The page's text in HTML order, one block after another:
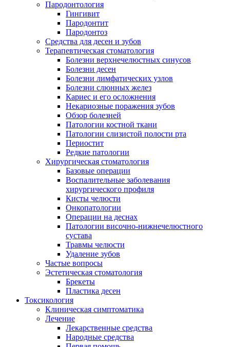
Пародонтология
Гингивит
Пародонтит
Пародонтоз
Средства для десен и зубов
Терапевтическая стоматология
Болезни верхнечелюстных синусов
Болезни десен
Болезни лимфатических узлов
Болезни слюнных желез
Кариес и его осложнения
Некариозные поражения зубов
Обзор болезней
Патологии костной ткани
Патологии слизистой полости рта
Периостит
Редкие патологии
Хирургическая стоматология
Базовые операции
Воспалительные заболевания
хирургического профиля
Кисты челюсти
Онкопатологии
Операции на деснах
Патологии височно-нижнечелюстного
сустава
Травмы челюсти
Удаление зубов
Частые вопросы
Эстетическая стоматология
Брекеты
Пластика десен
Токсикология
Клиническая симптоматика
Лечение
Лекарственные средства
Народные средства